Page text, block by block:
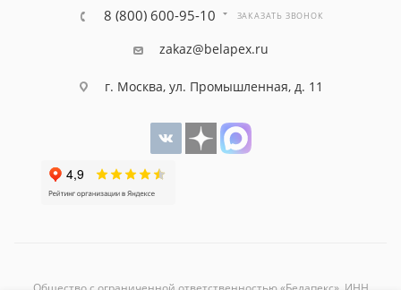
8 (800) 600-95-10 ЗАКАЗАТЬ ЗВОНОК
zakaz@belapex.ru
г. Москва, ул. Промышленная, д. 11